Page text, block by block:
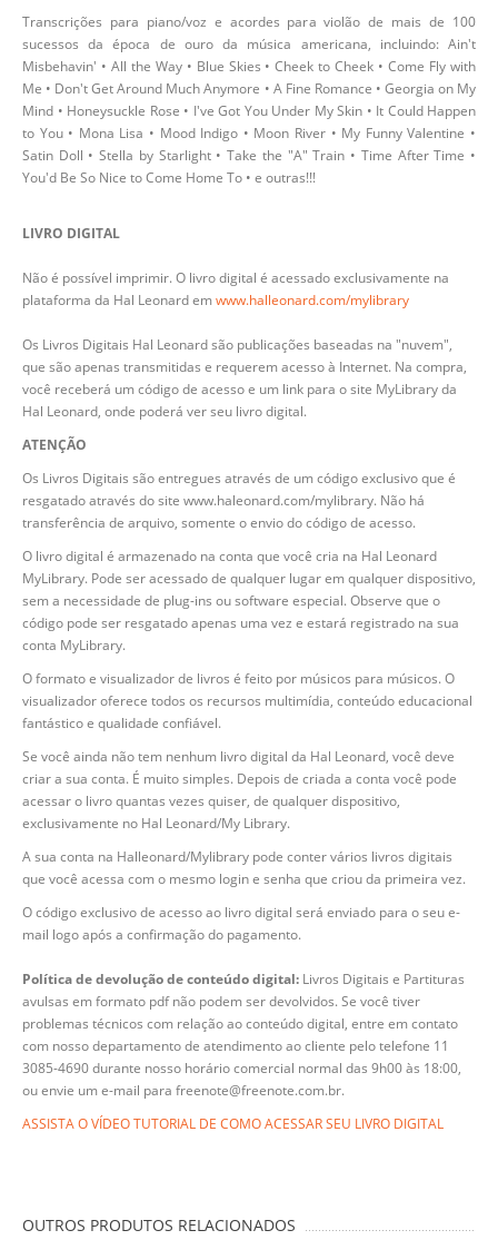
Transcrições para piano/voz e acordes para violão de mais de 100
sucessos da época de ouro da música americana, incluindo: Ain't
Misbehavin' • All the Way • Blue Skies • Cheek to Cheek • Come Fly with
Me • Don't Get Around Much Anymore • A Fine Romance • Georgia on My
Mind • Honeysuckle Rose • I've Got You Under My Skin • It Could Happen
to You • Mona Lisa • Mood Indigo • Moon River • My Funny Valentine •
Satin Doll • Stella by Starlight • Take the "A" Train • Time After Time •
You'd Be So Nice to Come Home To • e outras!!!
LIVRO DIGITAL
Não é possível imprimir. O livro digital é acessado exclusivamente na
plataforma da Hal Leonard emwww.halleonard.com/mylibrary
Os Livros Digitais Hal Leonard são publicações baseadas na "nuvem",
que são apenas transmitidas e requerem acesso à Internet. Na compra,
você receberá um código de acesso e um link para o site MyLibrary da
Hal Leonard, onde poderá ver seu livro digital.
ATENÇÃO
Os Livros Digitais são entregues através de um código exclusivo que é
resgatado através do site www.haleonard.com/mylibrary. Não há
transferência de arquivo, somente o envio do código de acesso.
O livro digital é armazenado na conta que você cria na Hal Leonard
MyLibrary. Pode ser acessado de qualquer lugar em qualquer dispositivo,
sem a necessidade de plug-ins ou software especial. Observe que o
código pode ser resgatado apenas uma vez e estará registrado na sua
conta MyLibrary.
O formato e visualizador de livros é feito por músicos para músicos. O
visualizador oferece todos os recursos multimídia, conteúdo educacional
fantástico e qualidade confiável.
Se você ainda não tem nenhum livro digital da Hal Leonard, você deve
criar a sua conta. É muito simples. Depois de criada a conta você pode
acessar o livro quantas vezes quiser, de qualquer dispositivo,
exclusivamente no Hal Leonard/My Library.
A sua conta na Halleonard/Mylibrary pode conter vários livros digitais
que você acessa com o mesmo login e senha que criou da primeira vez.
O código exclusivo de acesso ao livro digital será enviado para o seu e-
mail logo após a confirmação do pagamento.
Política de devolução de conteúdo digital: Livros Digitais e Partituras
avulsas em formato pdf não podem ser devolvidos. Se você tiver
problemas técnicos com relação ao conteúdo digital, entre em contato
com nosso departamento de atendimento ao cliente pelo telefone 11
3085-4690 durante nosso horário comercial normal das 9h00 às 18:00,
ou envie um e-mail para freenote@freenote.com.br.
ASSISTA O VÍDEO TUTORIAL DE COMO ACESSAR SEU LIVRO DIGITAL
OUTROS PRODUTOS RELACIONADOS